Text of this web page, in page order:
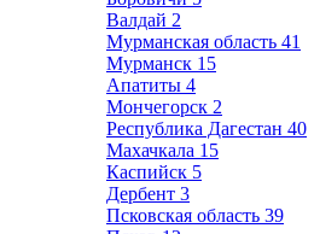
Валдай 2
Мурманская область 41
Мурманск 15
Апатиты 4
Мончегорск 2
Республика Дагестан 40
Махачкала 15
Каспийск 5
Дербент 3
Псковская область 39